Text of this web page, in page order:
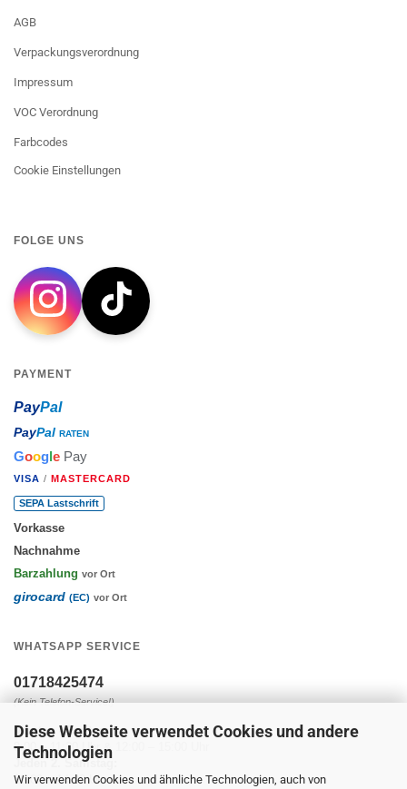
Diese Webseite verwendet Cookies und andere
Technologien
Wir verwenden Cookies und ähnliche Technologien, auch von
AGB
Verpackungsverordnung
Impressum
VOC Verordnung
Farbcodes
Cookie Einstellungen
FOLGE UNS
PAYMENT
PayPal
PayPal RATEN
Google Pay
VISA / MASTERCARD
SEPA Lastschrift
Vorkasse
Nachnahme
Barzahlung vor Ort
girocard (EC) vor Ort
WHATSAPP SERVICE
01718425474
(Kein Telefon-Service!)
Montag - Freitag:
9:00 – 11:30 Uhr & 12:00 – 15:00 Uhr
Jeden 2. Samstag:
10:00 – 14:00 Uhr